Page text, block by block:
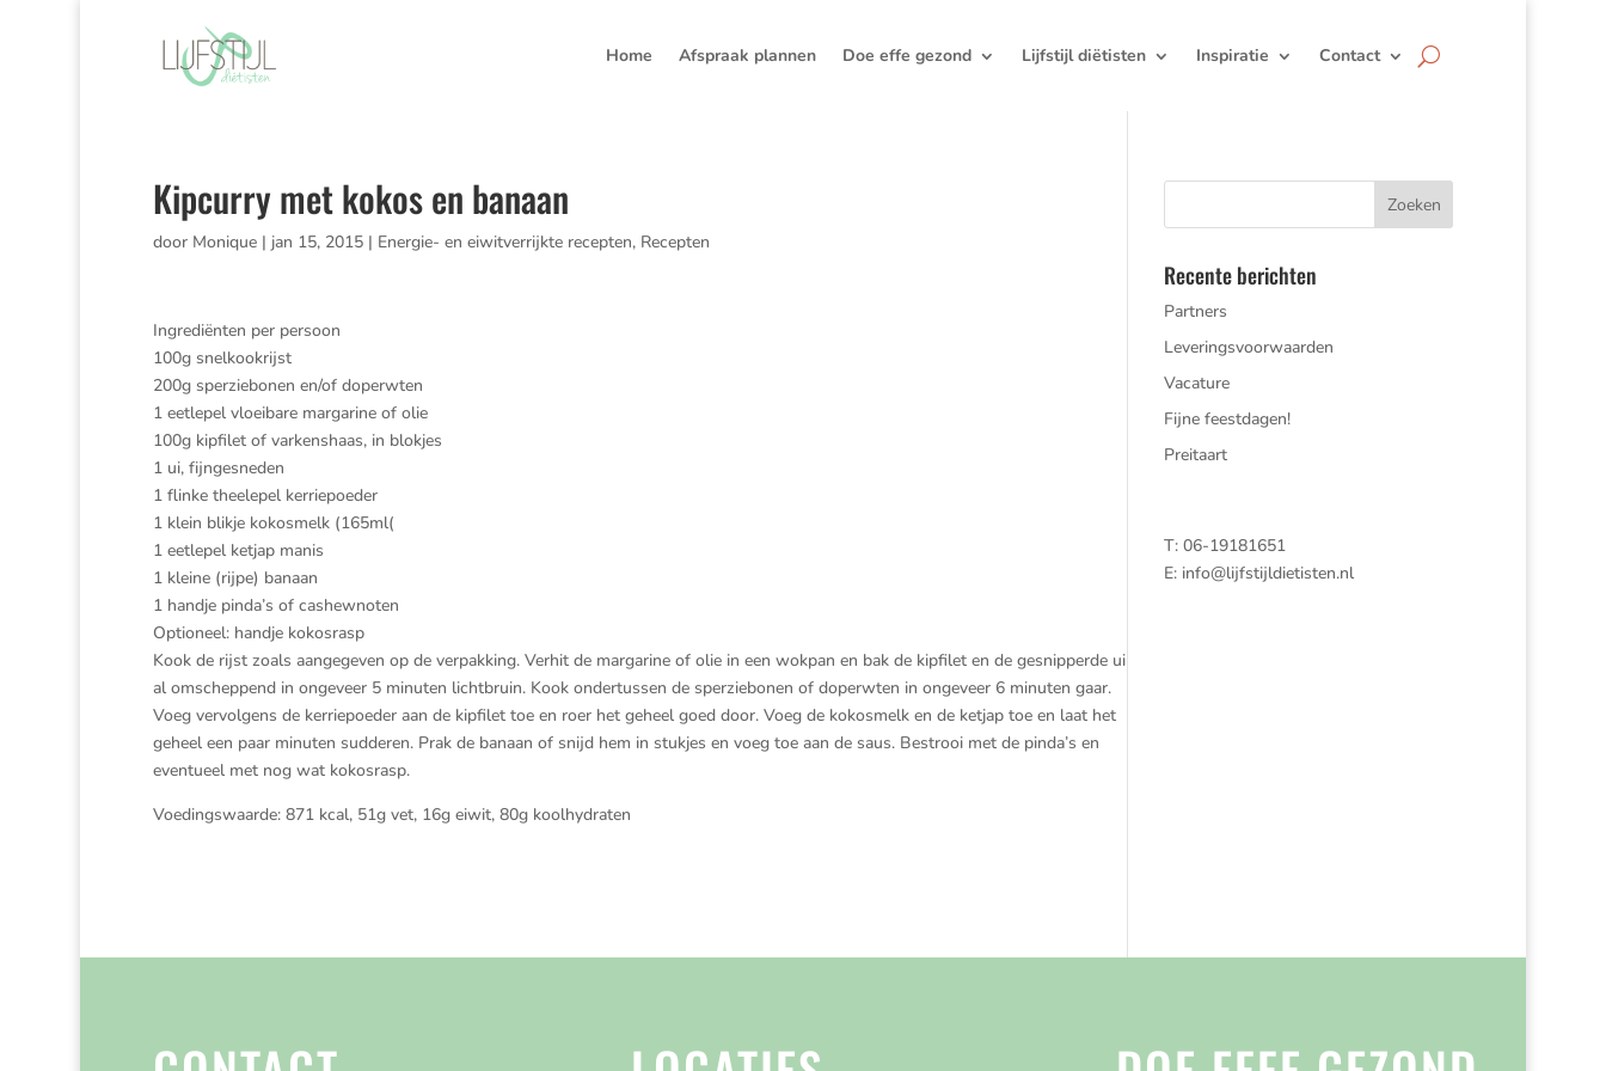
Home Afspraak plannen Doe effe gezond Lijfstijl diëtisten Inspiratie Contact
Kipcurry met kokos en banaan
door Monique| jan 15, 2015| Energie- en eiwitverrijkte recepten, Recepten
Ingrediënten per persoon
100g snelkookrijst
200g sperziebonen en/of doperwten
1 eetlepel vloeibare margarine of olie
100g kipfilet of varkenshaas, in blokjes
1 ui, fijngesneden
1 flinke theelepel kerriepoeder
1 klein blikje kokosmelk (165ml(
1 eetlepel ketjap manis
1 kleine (rijpe) banaan
1 handje pinda’s of cashewnoten
Optioneel: handje kokosrasp
Kook de rijst zoals aangegeven op de verpakking. Verhit de margarine of olie in een wokpan en bak de kipfilet en de gesnipperde ui
al omscheppend in ongeveer 5 minuten lichtbruin. Kook ondertussen de sperziebonen of doperwten in ongeveer 6 minuten gaar.
Voeg vervolgens de kerriepoeder aan de kipfilet toe en roer het geheel goed door. Voeg de kokosmelk en de ketjap toe en laat het
geheel een paar minuten sudderen. Prak de banaan of snijd hem in stukjes en voeg toe aan de saus. Bestrooi met de pinda’s en
eventueel met nog wat kokosrasp.
Voedingswaarde: 871 kcal, 51g vet, 16g eiwit, 80g koolhydraten
Recente berichten
Partners
Leveringsvoorwaarden
Vacature
Fijne feestdagen!
Preitaart
T: 06-19181651
E: info@lijfstijldietisten.nl